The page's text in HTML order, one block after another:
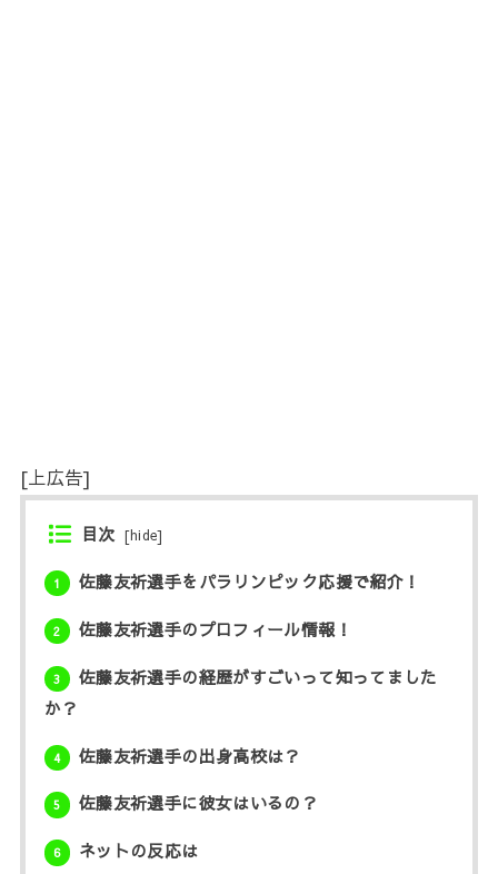
[上広告]
目次 [hide]
1 佐藤友祈選手をパラリンピック応援で紹介！
2 佐藤友祈選手のプロフィール情報！
3
佐藤友祈選手の経歴がすごいって知ってました
か？
4 佐藤友祈選手の出身高校は？
5 佐藤友祈選手に彼女はいるの？
6 ネットの反応は